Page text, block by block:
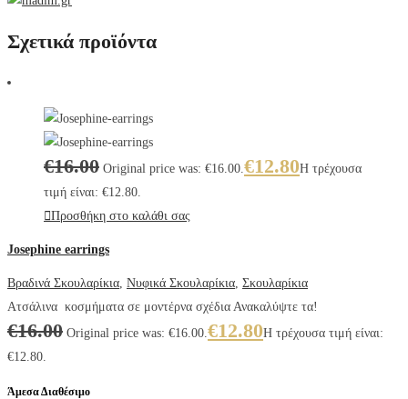
Σχετικά προϊόντα
€16.00 Original price was: €16.00. €12.80Η τρέχουσα
τιμή είναι: €12.80.
Προσθήκη στο καλάθι σας
Josephine earrings
Βραδινά Σκουλαρίκια Νυφικά Σκουλαρίκια Σκουλαρίκια
Ατσάλινα κοσμήματα σε μοντέρνα σχέδια Ανακαλύψτε τα!
€16.00 Original price was: €16.00. €12.80Η τρέχουσα τιμή είναι:
€12.80.
Άμεσα Διαθέσιμο